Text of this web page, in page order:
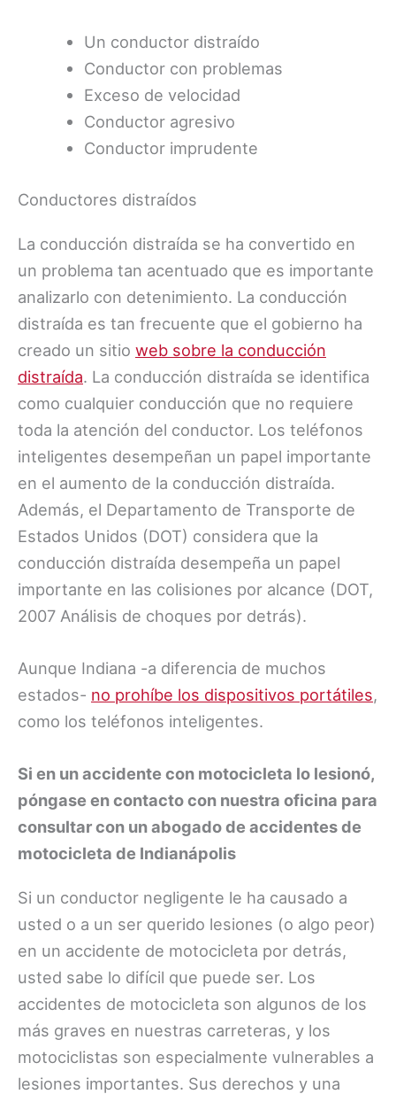
Un conductor distraído
Conductor con problemas
Exceso de velocidad
Conductor agresivo
Conductor imprudente
Conductores distraídos
La conducción distraída se ha convertido en
un problema tan acentuado que es importante
analizarlo con detenimiento. La conducción
distraída es tan frecuente que el gobierno ha
creado un sitio web sobre la conducción
distraída. La conducción distraída se identifica
como cualquier conducción que no requiere
toda la atención del conductor. Los teléfonos
inteligentes desempeñan un papel importante
en el aumento de la conducción distraída.
Además, el Departamento de Transporte de
Estados Unidos (DOT) considera que la
conducción distraída desempeña un papel
importante en las colisiones por alcance (DOT,
2007 Análisis de choques por detrás).
Aunque Indiana -a diferencia de muchos
estados- no prohíbe los dispositivos portátiles,
como los teléfonos inteligentes.
Si en un accidente con motocicleta lo lesionó,
póngase en contacto con nuestra oficina para
consultar con un abogado de accidentes de
motocicleta de Indianápolis
Si un conductor negligente le ha causado a
usted o a un ser querido lesiones (o algo peor)
en un accidente de motocicleta por detrás,
usted sabe lo difícil que puede ser. Los
accidentes de motocicleta son algunos de los
más graves en nuestras carreteras, y los
motociclistas son especialmente vulnerables a
lesiones importantes. Sus derechos y una